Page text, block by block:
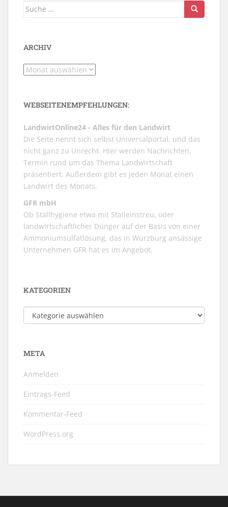
Suche
ARCHIV
Archiv
WEBSEITENEMPFEHLUNGEN:
LandwirtOnline24 - Alles für den Landwirt
Die Seite nennt sich selbst Universalportal, und das
nicht ganz zu Unrecht. Hier werden Nachrichten,
Termin rund um das Thema Landwirtschaft
präsentiert. Außerdem gibt es jeden Monat einen
Landwirt des Monats.
GFR mbH
Ob Stallhygiene etwa mit Stalleinstreu, oder
landwirtschaftlicher Dünger auf der Basis von einer
Ammoniumsulfatlösung, das in Würzburg ansässige
Unternehmen GFR hat es im Angebot.
KATEGORIEN
Kategorien
META
Anmelden
Eintrags-Feed
Kommentar-Feed
WordPress.org